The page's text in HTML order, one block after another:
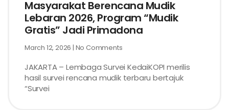
Masyarakat Berencana Mudik
Lebaran 2026, Program “Mudik
Gratis” Jadi Primadona
March 12, 2026 No Comments
JAKARTA – Lembaga Survei KedaiKOPI merilis
hasil survei rencana mudik terbaru bertajuk
“Survei